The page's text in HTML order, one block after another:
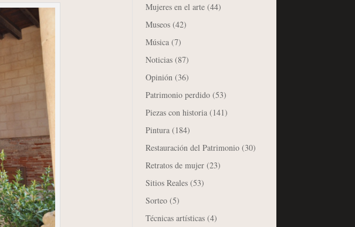
Mujeres en el arte (44)
Museos (42)
Música (7)
Noticias (87)
Opinión (36)
Patrimonio perdido (53)
Piezas con historia (141)
Pintura (184)
Restauración del Patrimonio (30)
Retratos de mujer (23)
Sitios Reales (53)
Sorteo (5)
Técnicas artísticas (4)